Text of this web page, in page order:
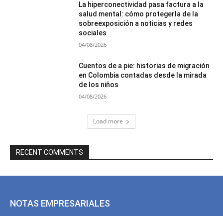
La hiperconectividad pasa factura a la
salud mental: cómo protegerla de la
sobreexposición a noticias y redes
sociales
04/08/2026
Cuentos de a pie: historias de migración
en Colombia contadas desde la mirada
de los niños
04/08/2026
Load more
RECENT COMMENTS
NOTAS EMPRESARIALES